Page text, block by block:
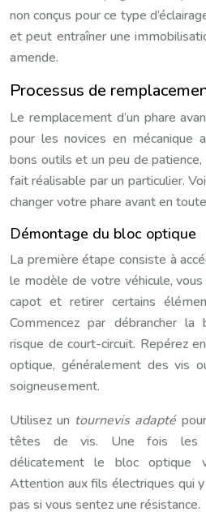
non conçus pour ce type
et peut entraîner une
amende.
Processus de
Le remplacement d’un phare
pour les novices en mécanique
bons outils et un peu de
fait réalisable par un particulier.
changer votre phare avant en
Démontage du bloc optique
La première étape consiste à
le modèle de votre véhicule,
capot et retirer certains
Commencez par débrancher
risque de court-circuit. Repérez
optique, généralement des vis
soigneusement.
Utilisez un tournevis adapté
têtes de vis. Une fois les
délicatement le bloc optique
Attention aux fils électriques qui
pas si vous sentez une résistance.